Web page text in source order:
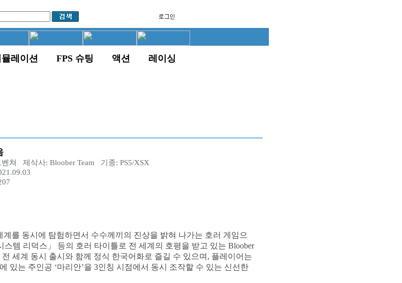
레이션 FPS 슈팅 액션 레이싱
벤쳐 제삭사: Bloober Team 기종: PS5/XSX
계를 동시에 탐험하면서 수수께끼의 진상을 밝혀 나가는 호러 게임으
스템 리덕스」 등의 호러 타이틀로 전 세계의 호평을 받고 있는 Bloober
전 세계 동시 출시와 함께 정식 한국어화로 즐길 수 있으며, 플레이어는
있는 주인공 ‘마리안’을 3인칭 시점에서 동시 조작할 수 있는 신선한